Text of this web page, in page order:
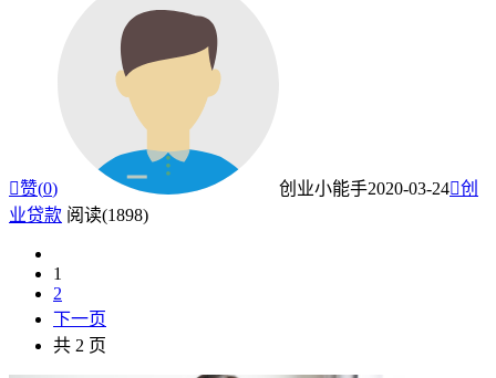
赞(0) 创业小能手2020-03-24创
业贷款 阅读(1898)
1
2
下一页
共 2 页